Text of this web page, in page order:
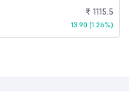
₹ 1115.5
13.90 (1.26%)